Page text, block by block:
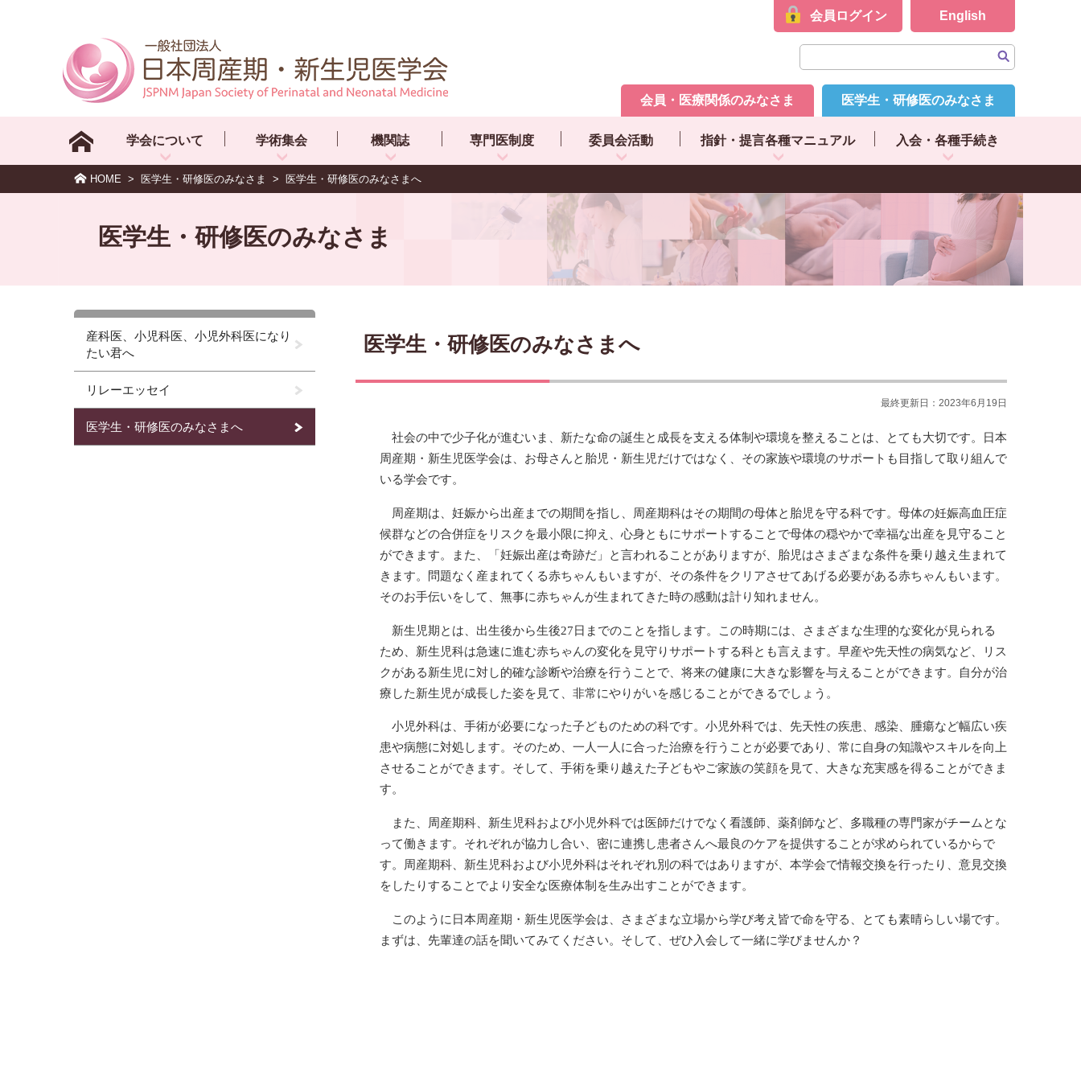
会員ログイン English
会員・医療関係のみなさま 医学生・研修医のみなさま
学会について 学術集会 機関誌 専門医制度 委員会活動 指針・提言各種マニュアル 入会・各種手続き
HOME > 医学生・研修医のみなさま > 医学生・研修医のみなさまへ
医学生・研修医のみなさま
産科医、小児科医、小児外科医になり
たい君へ
リレーエッセイ
医学生・研修医のみなさまへ
医学生・研修医のみなさまへ
最終更新日：2023年6月19日
社会の中で少子化が進むいま、新たな命の誕生と成長を支える体制や環境を整えることは、とても大切です。日本
周産期・新生児医学会は、お母さんと胎児・新生児だけではなく、その家族や環境のサポートも目指して取り組んで
いる学会です。
周産期は、妊娠から出産までの期間を指し、周産期科はその期間の母体と胎児を守る科です。母体の妊娠高血圧症
候群などの合併症をリスクを最小限に抑え、心身ともにサポートすることで母体の穏やかで幸福な出産を見守ること
ができます。また、「妊娠出産は奇跡だ」と言われることがありますが、胎児はさまざまな条件を乗り越え生まれて
きます。問題なく産まれてくる赤ちゃんもいますが、その条件をクリアさせてあげる必要がある赤ちゃんもいます。
そのお手伝いをして、無事に赤ちゃんが生まれてきた時の感動は計り知れません。
新生児期とは、出生後から生後27日までのことを指します。この時期には、さまざまな生理的な変化が見られる
ため、新生児科は急速に進む赤ちゃんの変化を見守りサポートする科とも言えます。早産や先天性の病気など、リス
クがある新生児に対し的確な診断や治療を行うことで、将来の健康に大きな影響を与えることができます。自分が治
療した新生児が成長した姿を見て、非常にやりがいを感じることができるでしょう。
小児外科は、手術が必要になった子どものための科です。小児外科では、先天性の疾患、感染、腫瘍など幅広い疾
患や病態に対処します。そのため、一人一人に合った治療を行うことが必要であり、常に自身の知識やスキルを向上
させることができます。そして、手術を乗り越えた子どもやご家族の笑顔を見て、大きな充実感を得ることができま
す。
また、周産期科、新生児科および小児外科では医師だけでなく看護師、薬剤師など、多職種の専門家がチームとな
って働きます。それぞれが協力し合い、密に連携し患者さんへ最良のケアを提供することが求められているからで
す。周産期科、新生児科および小児外科はそれぞれ別の科ではありますが、本学会で情報交換を行ったり、意見交換
をしたりすることでより安全な医療体制を生み出すことができます。
このように日本周産期・新生児医学会は、さまざまな立場から学び考え皆で命を守る、とても素晴らしい場です。
まずは、先輩達の話を聞いてみてください。そして、ぜひ入会して一緒に学びませんか？